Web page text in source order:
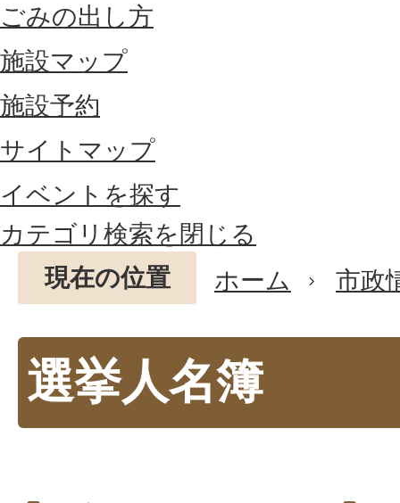
ごみの出し方
施設マップ
施設予約
サイトマップ
イベントを探す
カテゴリ検索を閉じる
現在の位置
ホーム 市政
選挙人名簿